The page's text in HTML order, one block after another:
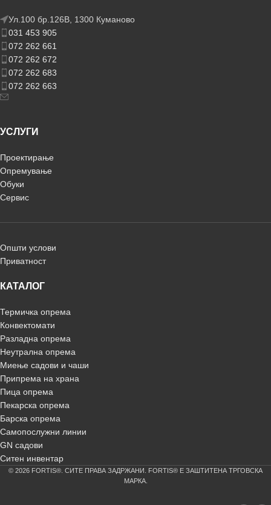
Ул.100 бр.126В, 1300 Куманово
031 453 905
072 262 661
072 262 672
072 262 683
072 262 663
УСЛУГИ
Проектирање
Опремување
Обуки
Сервис
Општи услови
Приватност
КАТАЛОГ
Термичка опрема
Конвектомати
Разладна опрема
Неутрална опрема
Миење садови и чаши
Припрема на храна
Пица опрема
Пекарска опрема
Барска опрема
Самопослужни линии
GN садови
Ситен инвентар
© 2026 FORTIS®. СИТЕ ПРАВА ЗАДРЖАНИ. FORTIS® Е ЗАШТИТЕНА ТРГОВСКА
МАРКА.